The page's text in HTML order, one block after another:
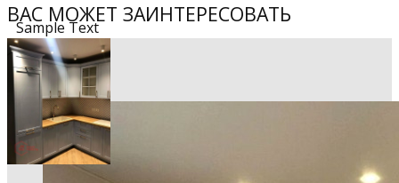
Sample Text
ВАС МОЖЕТ ЗАИНТЕРЕСОВАТЬ